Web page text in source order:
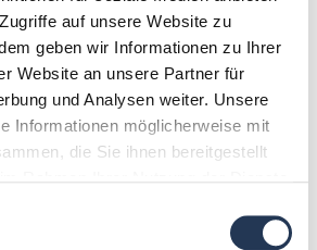
auf unsere Website zu
geben wir Informationen zu Ihrer
Website an unsere Partner für
und Analysen weiter. Unsere
Informationen möglicherweise mit
die Sie ihnen bereitgestellt
abgeschlossene Ausbildung
frau für Versicherungen und
w/d) oder vergleichbare